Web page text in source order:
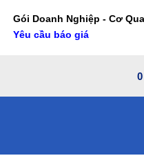
Gói Doanh Nghiệp - Cơ
Yêu cầu báo giá